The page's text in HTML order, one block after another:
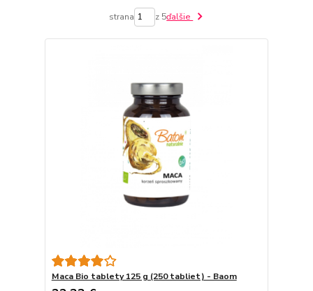
strana z 5ďalšie
Maca Bio tablety 125 g (250 tabliet) - Baom